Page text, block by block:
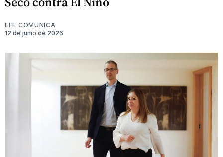
EFE COMUNICA
12 de junio de 2026